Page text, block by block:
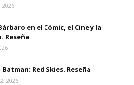
2026
en el Cómic, el Cine y la
Reseña
Batman: Red Skies. Reseña
2026